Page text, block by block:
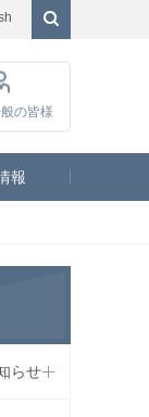
の皆様
報
らせ